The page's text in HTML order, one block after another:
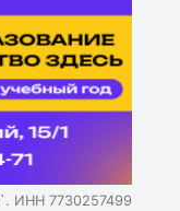
ИНН 7730257499